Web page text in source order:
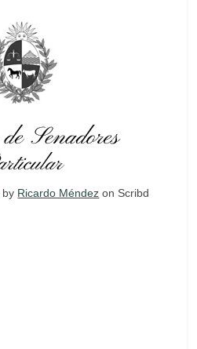
by Ricardo Méndez on Scribd